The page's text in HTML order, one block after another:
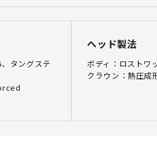
タングステ
ヘッド製法
ボディ：ロストワ
クラウン：熱圧成